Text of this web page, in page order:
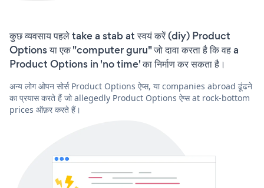
कुछ व्यवसाय पहले take a stab at स्वयं करें (diy) Product
Options या एक "computer guru" जो दावा करता है कि वह a
Product Options in 'no time' का निर्माण कर सकता है।
अन्य लोग ओपन सोर्स Product Options ऐप्स, या companies abroad ढूंढने
का प्रयास करते हैं जो allegedly Product Options ऐप्स at rock-bottom
prices ऑफ़र करते हैं।